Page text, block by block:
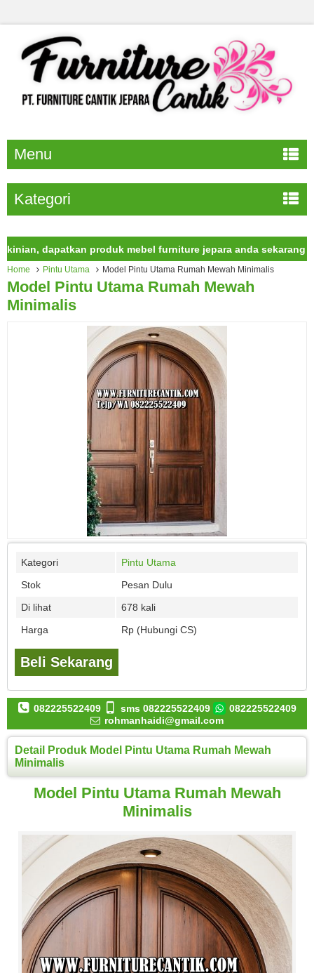
Menu
Kategori
produk mebel furniture jepara anda sekarang juga.
Home Pintu Utama Model Pintu Utama Rumah Mewah Minimalis
Model Pintu Utama Rumah Mewah
Minimalis
Kategori
Pintu Utama
Stok
Pesan Dulu
Di lihat
678 kali
Harga
Rp (Hubungi CS)
Beli Sekarang
082225522409 sms 082225522409
082225522409
rohmanhaidi@gmail.com
Detail Produk Model Pintu Utama Rumah Mewah
Minimalis
Model Pintu Utama Rumah Mewah
Minimalis